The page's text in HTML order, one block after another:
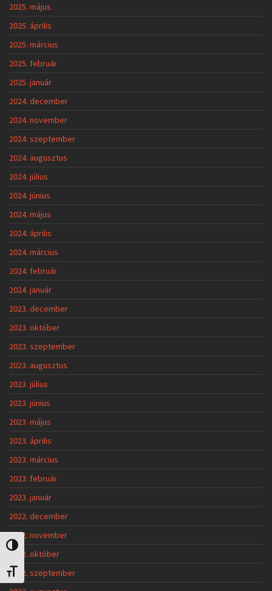
Nagy kontraszt váltása
Betűméret váltása
2025. május
2025. április
2025. március
2025. február
2025. január
2024. december
2024. november
2024. szeptember
2024. augusztus
2024. július
2024. június
2024. május
2024. április
2024. március
2024. február
2024. január
2023. december
2023. október
2023. szeptember
2023. augusztus
2023. július
2023. június
2023. május
2023. április
2023. március
2023. február
2023. január
2022. december
2022. november
2022. október
2022. szeptember